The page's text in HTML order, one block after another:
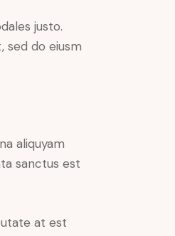
justo.
sed do eiusm
aliquyam
sanctus est
at est